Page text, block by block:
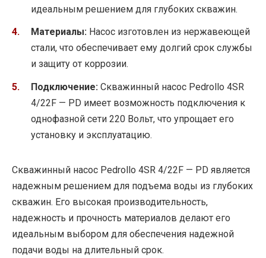
идеальным решением для глубоких скважин.
Материалы: Насос изготовлен из нержавеющей
стали, что обеспечивает ему долгий срок службы
и защиту от коррозии.
Подключение: Скважинный насос Pedrollo 4SR
4/22F — PD имеет возможность подключения к
однофазной сети 220 Вольт, что упрощает его
установку и эксплуатацию.
Скважинный насос Pedrollo 4SR 4/22F — PD является
надежным решением для подъема воды из глубоких
скважин. Его высокая производительность,
надежность и прочность материалов делают его
идеальным выбором для обеспечения надежной
подачи воды на длительный срок.